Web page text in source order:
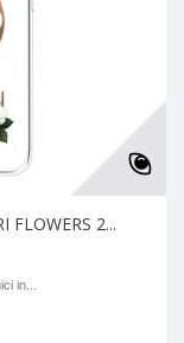
FLOWERS 2...
in...